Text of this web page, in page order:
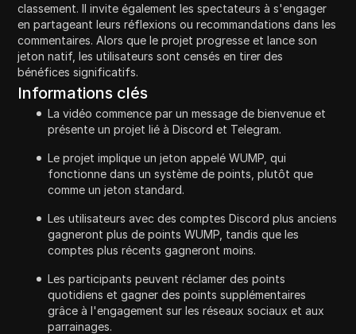
classement. Il invite également les spectateurs à s'engager
en partageant leurs réflexions ou recommandations dans les
commentaires. Alors que le projet progresse et lance son
jeton natif, les utilisateurs sont censés en tirer des
bénéfices significatifs.
Informations clés
La vidéo commence par un message de bienvenue et
présente un projet lié à Discord et Telegram.
Le projet implique un jeton appelé WUMP, qui
fonctionne dans un système de points, plutôt que
comme un jeton standard.
Les utilisateurs avec des comptes Discord plus anciens
gagneront plus de points WUMP, tandis que les
comptes plus récents gagneront moins.
Les participants peuvent réclamer des points
quotidiens et gagner des points supplémentaires
grâce à l'engagement sur les réseaux sociaux et aux
parrainages.